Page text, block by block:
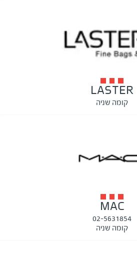
LASTER
קומה שניה
MAC
02-5631854
קומה שניה